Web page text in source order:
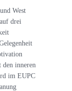
West
drei
inneren
im EUPC